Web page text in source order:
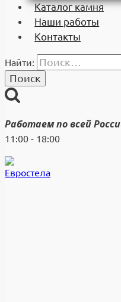
Каталог камня
Наши работы
Контакты
Найти:
Работаем по всей
11:00 - 18:00